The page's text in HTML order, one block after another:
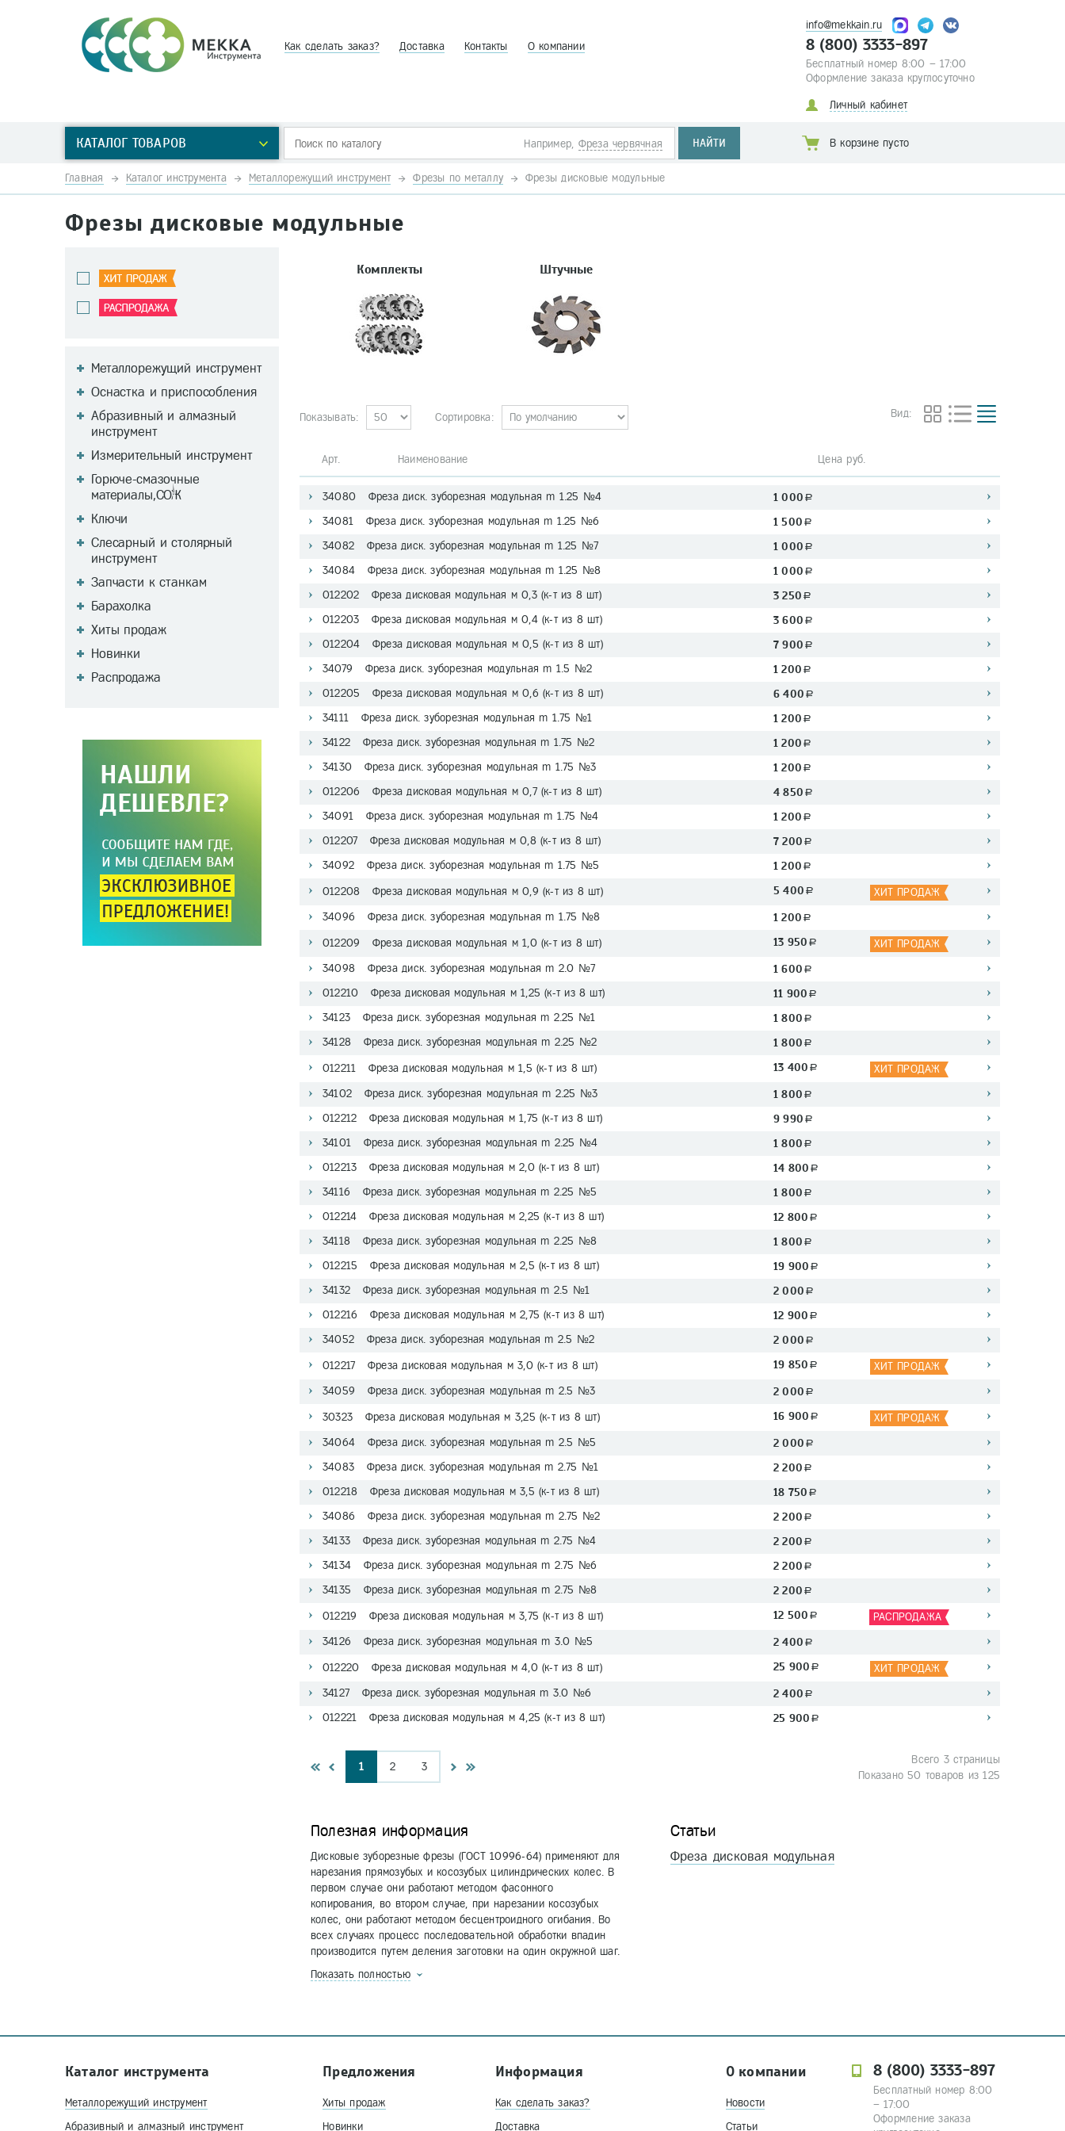
Как сделать заказ? Доставка Контакты О компании
info@mekkain.ru
8 (800) 3333-897
Бесплатный номер 8:00 – 17:00
Оформление заказа круглосуточно
Личный кабинет
КАТАЛОГ ТОВАРОВ Например, Фреза червячная НАЙТИ В корзине пусто
Главная Каталог инструмента Металлорежущий инструмент Фрезы по металлу Фрезы дисковые модульные
Фрезы дисковые модульные
Металлорежущий инструмент
Оснастка и приспособления
Абразивный и алмазный
инструмент
Измерительный инструмент
Горюче-смазочные
материалы,СОЖ
Ключи
Слесарный и столярный
инструмент
Запчасти к станкам
Барахолка
Хиты продаж
Новинки
Распродажа
Комплекты Штучные
Показывать: Сортировка: Вид:
Арт. Наименование Цена руб.
34080 Фреза диск. зуборезная модульная m 1.25 №4 1 000 a
34081 Фреза диск. зуборезная модульная m 1.25 №6 1 500 a
34082 Фреза диск. зуборезная модульная m 1.25 №7 1 000 a
34084 Фреза диск. зуборезная модульная m 1.25 №8 1 000 a
012202 Фреза дисковая модульная м 0,3 (к-т из 8 шт) 3 250 a
012203 Фреза дисковая модульная м 0,4 (к-т из 8 шт) 3 600 a
012204 Фреза дисковая модульная м 0,5 (к-т из 8 шт) 7 900 a
34079 Фреза диск. зуборезная модульная m 1.5 №2 1 200 a
012205 Фреза дисковая модульная м 0,6 (к-т из 8 шт) 6 400 a
34111 Фреза диск. зуборезная модульная m 1.75 №1 1 200 a
34122 Фреза диск. зуборезная модульная m 1.75 №2 1 200 a
34130 Фреза диск. зуборезная модульная m 1.75 №3 1 200 a
012206 Фреза дисковая модульная м 0,7 (к-т из 8 шт) 4 850 a
34091 Фреза диск. зуборезная модульная m 1.75 №4 1 200 a
012207 Фреза дисковая модульная м 0,8 (к-т из 8 шт) 7 200 a
34092 Фреза диск. зуборезная модульная m 1.75 №5 1 200 a
012208 Фреза дисковая модульная м 0,9 (к-т из 8 шт) 5 400 a ХИТ ПРОДАЖ
34096 Фреза диск. зуборезная модульная m 1.75 №8 1 200 a
012209 Фреза дисковая модульная м 1,0 (к-т из 8 шт) 13 950 a ХИТ ПРОДАЖ
34098 Фреза диск. зуборезная модульная m 2.0 №7 1 600 a
012210 Фреза дисковая модульная м 1,25 (к-т из 8 шт) 11 900 a
34123 Фреза диск. зуборезная модульная m 2.25 №1 1 800 a
34128 Фреза диск. зуборезная модульная m 2.25 №2 1 800 a
012211 Фреза дисковая модульная м 1,5 (к-т из 8 шт) 13 400 a ХИТ ПРОДАЖ
34102 Фреза диск. зуборезная модульная m 2.25 №3 1 800 a
012212 Фреза дисковая модульная м 1,75 (к-т из 8 шт) 9 990 a
34101 Фреза диск. зуборезная модульная m 2.25 №4 1 800 a
012213 Фреза дисковая модульная м 2,0 (к-т из 8 шт) 14 800 a
34116 Фреза диск. зуборезная модульная m 2.25 №5 1 800 a
012214 Фреза дисковая модульная м 2,25 (к-т из 8 шт) 12 800 a
34118 Фреза диск. зуборезная модульная m 2.25 №8 1 800 a
012215 Фреза дисковая модульная м 2,5 (к-т из 8 шт) 19 900 a
34132 Фреза диск. зуборезная модульная m 2.5 №1 2 000 a
012216 Фреза дисковая модульная м 2,75 (к-т из 8 шт) 12 900 a
34052 Фреза диск. зуборезная модульная m 2.5 №2 2 000 a
012217 Фреза дисковая модульная м 3,0 (к-т из 8 шт) 19 850 a ХИТ ПРОДАЖ
34059 Фреза диск. зуборезная модульная m 2.5 №3 2 000 a
30323 Фреза дисковая модульная м 3,25 (к-т из 8 шт) 16 900 a ХИТ ПРОДАЖ
34064 Фреза диск. зуборезная модульная m 2.5 №5 2 000 a
34083 Фреза диск. зуборезная модульная m 2.75 №1 2 200 a
012218 Фреза дисковая модульная м 3,5 (к-т из 8 шт) 18 750 a
34086 Фреза диск. зуборезная модульная m 2.75 №2 2 200 a
34133 Фреза диск. зуборезная модульная m 2.75 №4 2 200 a
34134 Фреза диск. зуборезная модульная m 2.75 №6 2 200 a
34135 Фреза диск. зуборезная модульная m 2.75 №8 2 200 a
012219 Фреза дисковая модульная м 3,75 (к-т из 8 шт) 12 500 a РАСПРОДАЖА
34126 Фреза диск. зуборезная модульная m 3.0 №5 2 400 a
012220 Фреза дисковая модульная м 4,0 (к-т из 8 шт) 25 900 a ХИТ ПРОДАЖ
34127 Фреза диск. зуборезная модульная m 3.0 №6 2 400 a
012221 Фреза дисковая модульная м 4,25 (к-т из 8 шт) 25 900 a
1 2 3
Всего 3 страницы
Показано 50 товаров из 125
Полезная информация
Дисковые зуборезные фрезы (ГОСТ 10996-64) применяют для
нарезания прямозубых и косозубых цилиндрических колес. В
первом случае они работают методом фасонного
копирования, во втором случае, при нарезании косозубых
колес, они работают методом бесцентроидного огибания. Во
всех случаях процесс последовательной обработки впадин
производится путем деления заготовки на один окружной шаг.
Показать полностью
Статьи
Фреза дисковая модульная
Каталог инструмента
Металлорежущий инструмент
Абразивный и алмазный инструмент
Предложения
Хиты продаж
Новинки
Информация
Как сделать заказ?
Доставка
О компании
Новости
Статьи
8 (800) 3333-897
Бесплатный номер 8:00
– 17:00
Оформление заказа